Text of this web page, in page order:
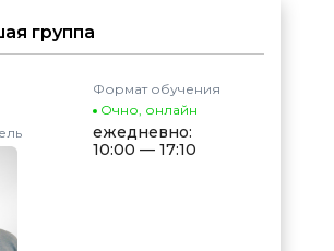
группа
Формат обучения
Очно, онлайн
ежедневно:
10:00 — 17:10